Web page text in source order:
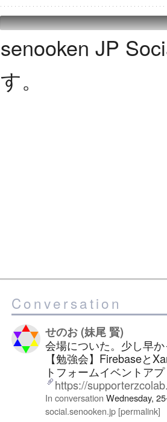
senooken JP
す。
Conversation
せのお (妹尾 賢)
会場についた。少し早
【勉強会】Firebaseと
トフォームイベントア
https://
In conversation Wednesday,
social.senooken.jp permalink